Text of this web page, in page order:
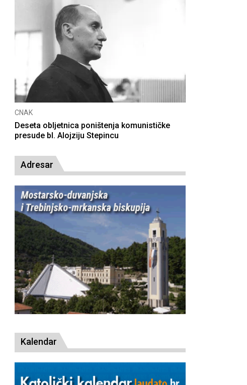
CNAK
Deseta obljetnica poništenja komunističke
presude bl. Alojziju Stepincu
Adresar
Kalendar